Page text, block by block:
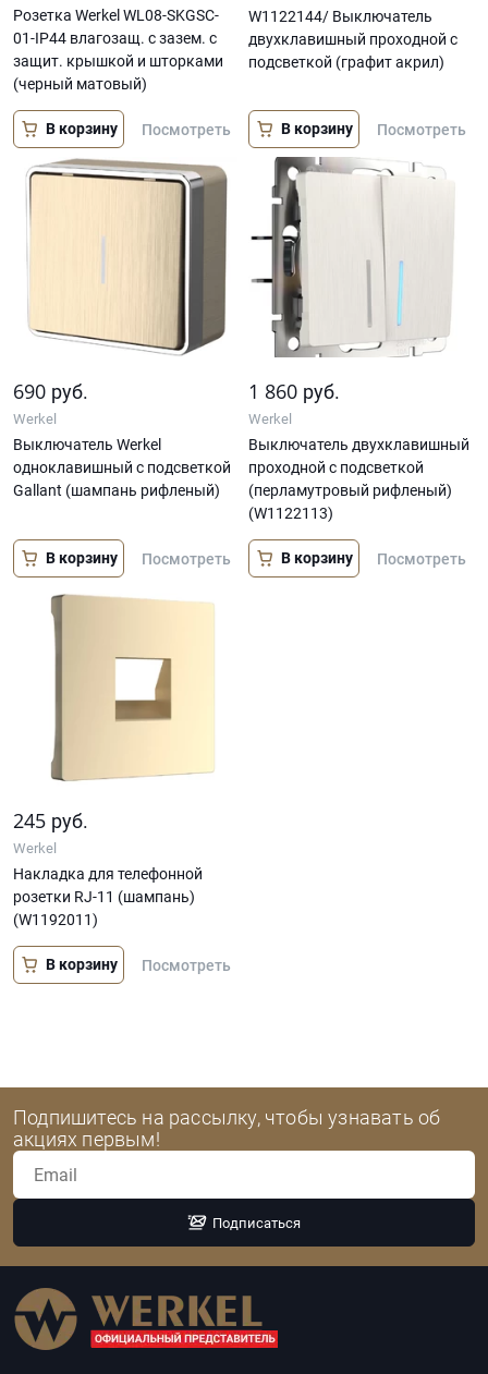
Розетка Werkel WL08-SKGSC-
01-IP44 влагозащ. с зазем. с
защит. крышкой и шторками
(черный матовый)
В корзину Посмотреть
W1122144/ Выключатель
двухклавишный проходной с
подсветкой (графит акрил)
В корзину Посмотреть
690 руб.
Werkel
Выключатель Werkel
одноклавишный с подсветкой
Gallant (шампань рифленый)
В корзину Посмотреть
1 860 руб.
Werkel
Выключатель двухклавишный
проходной с подсветкой
(перламутровый рифленый)
(W1122113)
В корзину Посмотреть
245 руб.
Werkel
Накладка для телефонной
розетки RJ-11 (шампань)
(W1192011)
В корзину Посмотреть
Подпишитесь на рассылку, чтобы узнавать об
акциях первым!
Подписаться